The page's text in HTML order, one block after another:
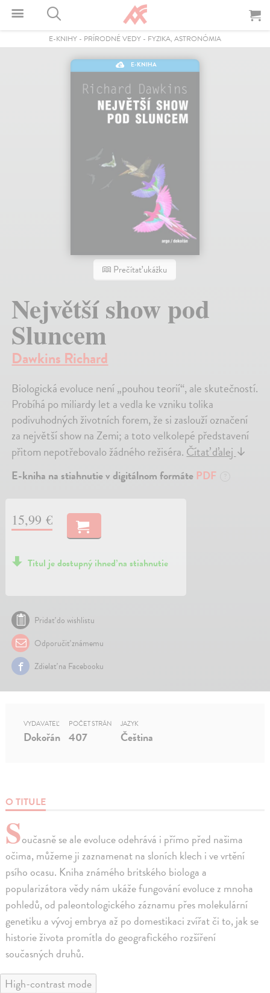
E-KNIHY - PRÍRODNÉ VEDY - FYZIKA, ASTRONÓMIA
E-KNIHA
Prečítať ukážku
Největší show pod
Sluncem
Dawkins Richard
Biologická evoluce není „pouhou teorií“, ale skutečností.
Probíhá po miliardy let a vedla ke vzniku tolika
podivuhodných životních forem, že si zaslouží označení
za největší show na Zemi; a toto velkolepé představení
přitom nepotřebovalo žádného režiséra.Čítať ďalej↓
E-kniha na stiahnutie v digitálnom formáte PDF
15,99 €
Titul je dostupný ihneď na stiahnutie
Pridať do wishlistu
Odporučiť známemu
Zdielať na Facebooku
O TITULE
Současně se ale evoluce odehrává i přímo před našima
očima, můžeme ji zaznamenat na sloních klech i ve vrtění
psího ocasu. Kniha známého britského biologa a
popularizátora vědy nám ukáže fungování evoluce z mnoha
pohledů, od paleontologického záznamu přes molekulární
genetiku a vývoj embrya až po domestikaci zvířat či to, jak se
historie života promítla do geografického rozšíření
současných druhů.
VYDAVATEĽ
Dokořán
POČET STRÁN
407
JAZYK
Čeština
High-contrast mode